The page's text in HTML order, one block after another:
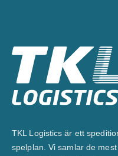
TKL Logistics är ett
spelplan. Vi samlar de